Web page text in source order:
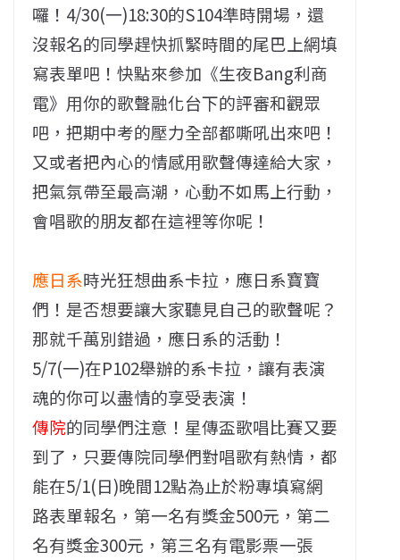
囉！4/30(一)18:30的S104準時開場，還
沒報名的同學趕快抓緊時間的尾巴上網填
寫表單吧！快點來參加《生夜Bang利商
電》用你的歌聲融化台下的評審和觀眾
吧，把期中考的壓力全部都嘶吼出來吧！
又或者把內心的情感用歌聲傳達給大家，
把氣氛帶至最高潮，心動不如馬上行動，
會唱歌的朋友都在這裡等你呢！
應日系時光狂想曲系卡拉，應日系寶寶
們！是否想要讓大家聽見自己的歌聲呢？
那就千萬別錯過，應日系的活動！
5/7(一)在P102舉辦的系卡拉，讓有表演
魂的你可以盡情的享受表演！
傳院的同學們注意！星傳盃歌唱比賽又要
到了，只要傳院同學們對唱歌有熱情，都
能在5/1(日)晚間12點為止於粉專填寫網
路表單報名，第一名有獎金500元，第二
名有獎金300元，第三名有電影票一張